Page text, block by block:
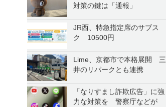
対策の鍵は「通報」
JR西、特急指定席のサブス
ク 10500円
Lime、京都市で本格展開 三
井のリパークとも連携
「なりすまし詐欺広告」に強
力な対策を 警察庁などが